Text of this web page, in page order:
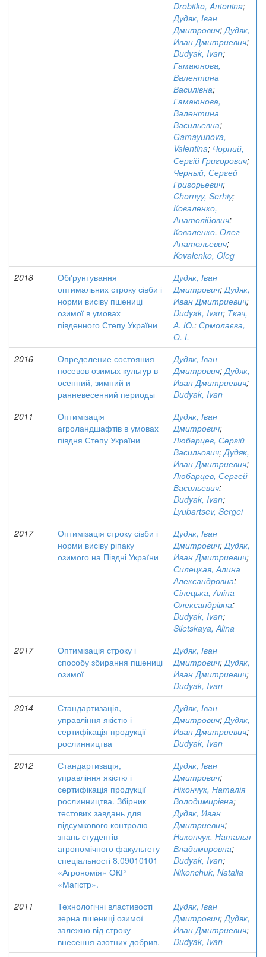
Drobitko, Antonina;
Дудяк, Іван
Дмитрович;Дудяк,
Иван Дмитриевич;
Dudyak, Ivan;
Гамаюнова,
Валентина
Василівна;
Гамаюнова,
Валентина
Васильевна;
Gamayunova,
Valentina; Чорний,
Сергій Григорович;
Черный, Сергей
Григорьевич;
Chornyy, Serhiy;
Коваленко,
Анатолійович;
Коваленко, Олег
Анатольевич;
Kovalenko, Oleg
2018
Обґрунтування
оптимальних строку сівби і
норми висіву пшениці
озимої в умовах
південного Степу України
Дудяк, Іван
Дмитрович;Дудяк,
Иван Дмитриевич;
Dudyak, Ivan; Ткач,
А. Ю.; Єрмолаєва,
О. І.
2016
Определение состояния
посевов озимых культур в
осенний, зимний и
ранневесенний периоды
Дудяк, Іван
Дмитрович;Дудяк,
Иван Дмитриевич;
Dudyak, Ivan
2011
Оптимізація
агроландшафтів в умовах
півдня Степу України
Дудяк, Іван
Дмитрович;
Любарцев, Сергій
Васильович;Дудяк,
Иван Дмитриевич;
Любарцев, Сергей
Васильевич;
Dudyak, Ivan;
Lyubartsev, Sergei
2017
Оптимізація строку сівби і
норми висіву ріпаку
озимого на Півдні України
Дудяк, Іван
Дмитрович;Дудяк,
Иван Дмитриевич;
Силецкая, Алина
Александровна;
Сілецька, Аліна
Олександрівна;
Dudyak, Ivan;
Siletskaya, Alina
2017
Оптимізація строку і
способу збирання пшениці
озимої
Дудяк, Іван
Дмитрович;Дудяк,
Иван Дмитриевич;
Dudyak, Ivan
2014
Стандартизація,
управління якістю і
сертифікація продукції
рослинництва
Дудяк, Іван
Дмитрович;Дудяк,
Иван Дмитриевич;
Dudyak, Ivan
2012
Стандартизація,
управління якістю і
сертифікація продукції
рослинництва. Збірник
тестових завдань для
підсумкового контролю
знань студентів
агрономічного факультету
спеціальності 8.09010101
«Агрономія» ОКР
«Магістр».
Дудяк, Іван
Дмитрович;
Нікончук, Наталія
Володимирівна;
Дудяк, Иван
Дмитриевич;
Никончук, Наталья
Владимировна;
Dudyak, Ivan;
Nikonchuk, Natalia
2011
Технологічні властивості
зерна пшениці озимої
залежно від строку
внесення азотних добрив.
Дудяк, Іван
Дмитрович;Дудяк,
Иван Дмитриевич;
Dudyak, Ivan